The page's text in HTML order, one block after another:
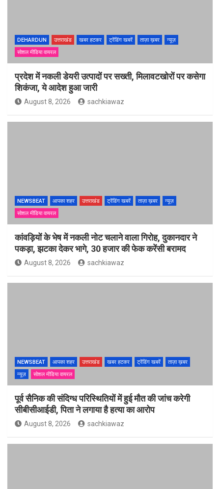
DEHARDUN उत्तराखंड खबर हटकर ट्रेंडिंग खबरें ताज़ा ख़बर
न्यूज़
सोशल मीडिया वायरल
प्रदेश में नकली डेयरी उत्पादों पर सख्ती, मिलावटखोरों पर कसेगा
शिकंजा, ये आदेश हुआ जारी
August 8, 2026 sachkiawaz
NEWSBEAT आपका शहर उत्तराखंड ट्रेंडिंग खबरें ताज़ा ख़बर
न्यूज़
सोशल मीडिया वायरल
कांवड़ियों के भेष में नकली नोट चलाने वाला गिरोह, दुकानदार ने
पकड़ा, झटका देकर भागे, 30 हजार की फेक करेंसी बरामद
August 8, 2026 sachkiawaz
NEWSBEAT आपका शहर उत्तराखंड खबर हटकर ट्रेंडिंग खबरें
ताज़ा ख़बर
न्यूज़
सोशल मीडिया वायरल
पूर्व सैनिक की संदिग्ध परिस्थितियों में हुई मौत की जांच करेगी
सीबीसीआईडी, पिता ने लगाया है हत्या का आरोप
August 8, 2026 sachkiawaz